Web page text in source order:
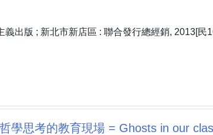
義出版 ; 新北市新店區 : 聯合發行總經銷, 2013[民
學思考的教育現場 = Ghosts in our